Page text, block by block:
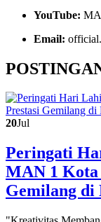
YouTube:
Email:
20Jul
Peringati
MAN 1 Kota
Gemilang di